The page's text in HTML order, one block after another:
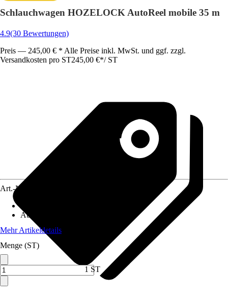
Schlauchwagen HOZELOCK AutoReel mobile 35 m
4.9(30 Bewertungen)
Preis — 245,00 € * Alle Preise inkl. MwSt. und ggf. zzgl.
Versandkosten pro ST245,00 €*/ ST
Art.-Nr.
Automatische Aufrollfunktion
Mehr Artikeldetails
Menge (ST)
1 ST